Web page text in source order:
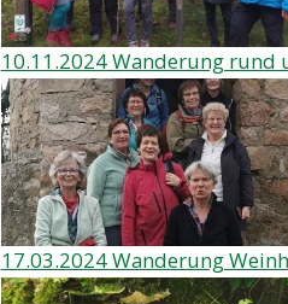
10.11.2024 Wanderung rund
17.03.2024 Wanderung